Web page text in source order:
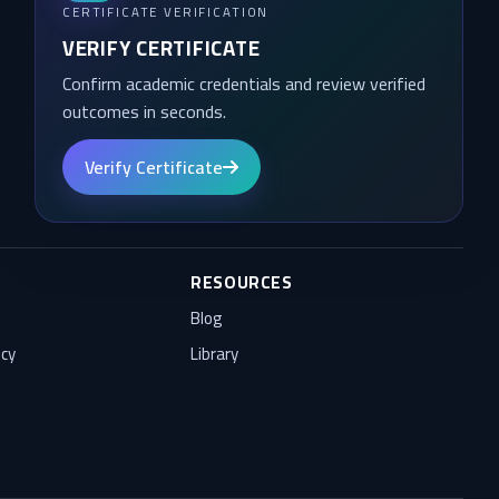
CERTIFICATE VERIFICATION
VERIFY CERTIFICATE
Confirm academic credentials and review verified
outcomes in seconds.
Verify Certificate
RESOURCES
Blog
Library